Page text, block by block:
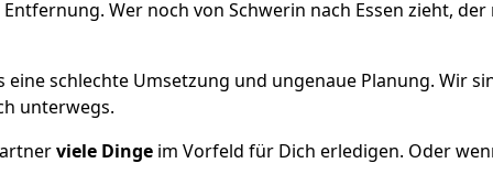
Wer noch von Schwerin nach Essen zieht,
schlechte Umsetzung und ungenaue Planung. Wir
unterwegs.
viele Dinge im Vorfeld für Dich erledigen. Oder